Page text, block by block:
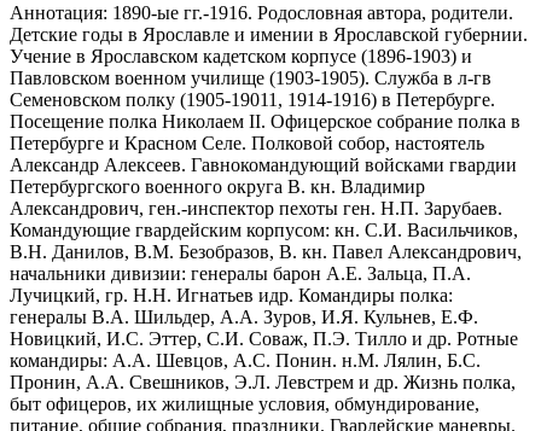
Аннотация: 1890-ые гг.-1916. Родословная автора, родители.
Детские годы в Ярославле и имении в Ярославской губернии.
Учение в Ярославском кадетском корпусе (1896-1903) и
Павловском военном училище (1903-1905). Служба в л-гв
Семеновском полку (1905-19011, 1914-1916) в Петербурге.
Посещение полка Николаем II. Офицерское собрание полка в
Петербурге и Красном Селе. Полковой собор, настоятель
Александр Алексеев. Гавнокомандующий войсками гвардии
Петербургского военного округа В. кн. Владимир
Александрович, ген.-инспектор пехоты ген. Н.П. Зарубаев.
Командующие гвардейским корпусом: кн. С.И. Васильчиков,
В.Н. Данилов, В.М. Безобразов, В. кн. Павел Александрович,
начальники дивизии: генералы барон А.Е. Зальца, П.А.
Лучицкий, гр. Н.Н. Игнатьев идр. Командиры полка:
генералы В.А. Шильдер, А.А. Зуров, И.Я. Кульнев, Е.Ф.
Новицкий, И.С. Эттер, С.И. Соваж, П.Э. Тилло и др. Ротные
командиры: А.А. Шевцов, А.С. Понин. н.М. Лялин, Б.С.
Пронин, А.А. Свешников, Э.Л. Левстрем и др. Жизнь полка,
быт офицеров, их жилищные условия, обмундирование,
питание, общие собрания, праздники. Гвардейские маневры.